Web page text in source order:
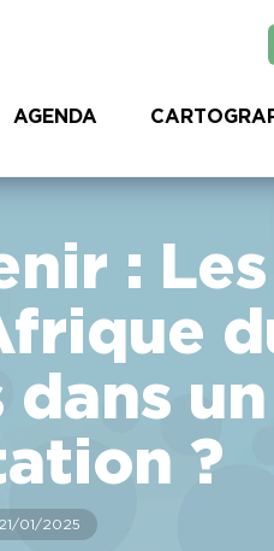
AGENDA
:
?
01/2025